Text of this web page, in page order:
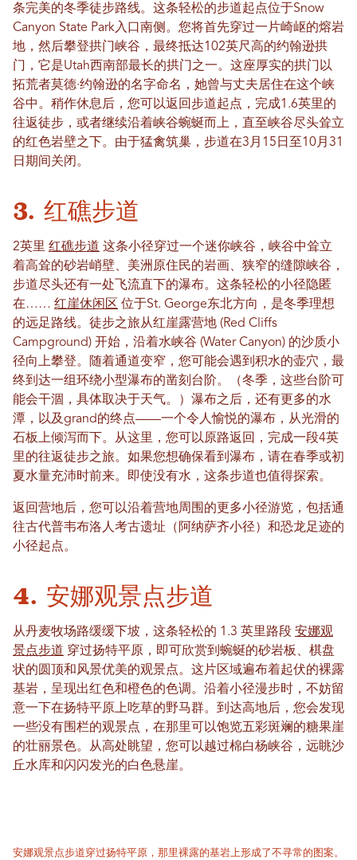
条完美的冬季徒步路线。这条轻松的步道起点位于Snow
Canyon State Park入口南侧。您将首先穿过一片崎岖的熔岩
地，然后攀登拱门峡谷，最终抵达102英尺高的约翰逊拱
门，它是Utah西南部最长的拱门之一。这座厚实的拱门以
拓荒者莫德·约翰逊的名字命名，她曾与丈夫居住在这个峡
谷中。稍作休息后，您可以返回步道起点，完成1.6英里的
往返徒步，或者继续沿着峡谷蜿蜒而上，直至峡谷尽头耸立
的红色岩壁之下。由于猛禽筑巢，步道在3月15日至10月31
日期间关闭。
3. 红礁步道
2英里 红礁步道 这条小径穿过一个迷你峡谷，峡谷中耸立
着高耸的砂岩峭壁、美洲原住民的岩画、狭窄的缝隙峡谷，
步道尽头还有一处飞流直下的瀑布。这条轻松的小径隐匿
在…… 红崖休闲区 位于St. George东北方向，是冬季理想
的远足路线。徒步之旅从红崖露营地 (Red Cliffs
Campground) 开始，沿着水峡谷 (Water Canyon) 的沙质小
径向上攀登。随着通道变窄，您可能会遇到积水的壶穴，最
终到达一组环绕小型瀑布的凿刻台阶。（冬季，这些台阶可
能会干涸，具体取决于天气。）瀑布之后，还有更多的水
潭，以及grand的终点——一个令人愉悦的瀑布，从光滑的
石板上倾泻而下。从这里，您可以原路返回，完成一段4英
里的往返徒步之旅。如果您想确保看到瀑布，请在春季或初
夏水量充沛时前来。即使没有水，这条步道也值得探索。
返回营地后，您可以沿着营地周围的更多小径游览，包括通
往古代普韦布洛人考古遗址（阿纳萨齐小径）和恐龙足迹的
小径起点。
4. 安娜观景点步道
从丹麦牧场路缓缓下坡，这条轻松的 1.3 英里路段 安娜观
景点步道 穿过扬特平原，即可欣赏到蜿蜒的砂岩板、棋盘
状的圆顶和风景优美的观景点。这片区域遍布着起伏的裸露
基岩，呈现出红色和橙色的色调。沿着小径漫步时，不妨留
意一下在扬特平原上吃草的野马群。到达高地后，您会发现
一些没有围栏的观景点，在那里可以饱览五彩斑斓的糖果崖
的壮丽景色。从高处眺望，您可以越过棉白杨峡谷，远眺沙
丘水库和闪闪发光的白色悬崖。
安娜观景点步道穿过扬特平原，那里裸露的基岩上形成了不寻常的图案。